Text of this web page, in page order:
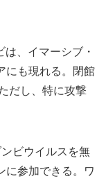
、イマーシブ・
にも現れる。閉館
だし、特に攻撃
ビウイルスを無
に参加できる。ワ